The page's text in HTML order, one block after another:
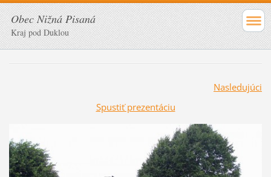
Obec Nižná Pisaná
Kraj pod Duklou
Nasledujúci
Spustiť prezentáciu